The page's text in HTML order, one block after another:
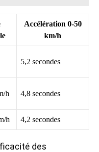
Accélération 0-50
km/h
5,2 secondes
h 4,8 secondes
h 4,2 secondes
des